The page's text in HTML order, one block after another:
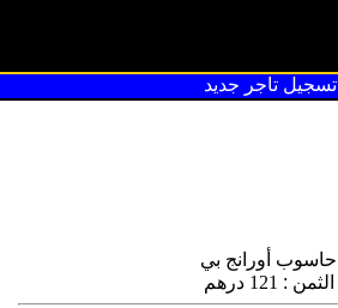
تسجيل تاجر جديد
حاسوب أورانج بي
الثمن :